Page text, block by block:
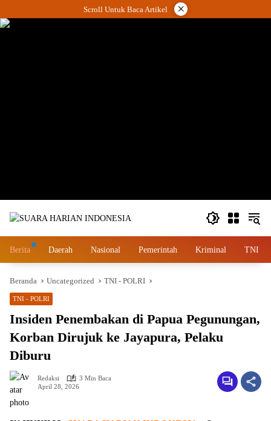
ke
Scroll Untuk Baca Artikel ×
Berita Daerah Nasional Pemerintah Kriminal TNI –
Beranda Uncategorized TNI - POLRI
TNI - POLRI
Insiden Penembakan di Papua Pegunungan,
Korban Dirujuk ke Jayapura, Pelaku
Diburu
Redaksi
3 Min Baca
April 28, 2026